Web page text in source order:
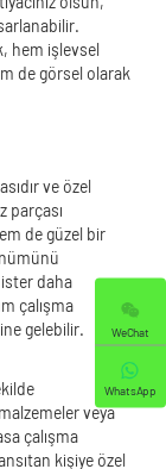
hem işlevsel
de görsel olarak
ve özel
parçası
de güzel bir
daha
çalışma
gelebilir.
veya
çalışma
kişiye özel
WeChat
WhatsApp